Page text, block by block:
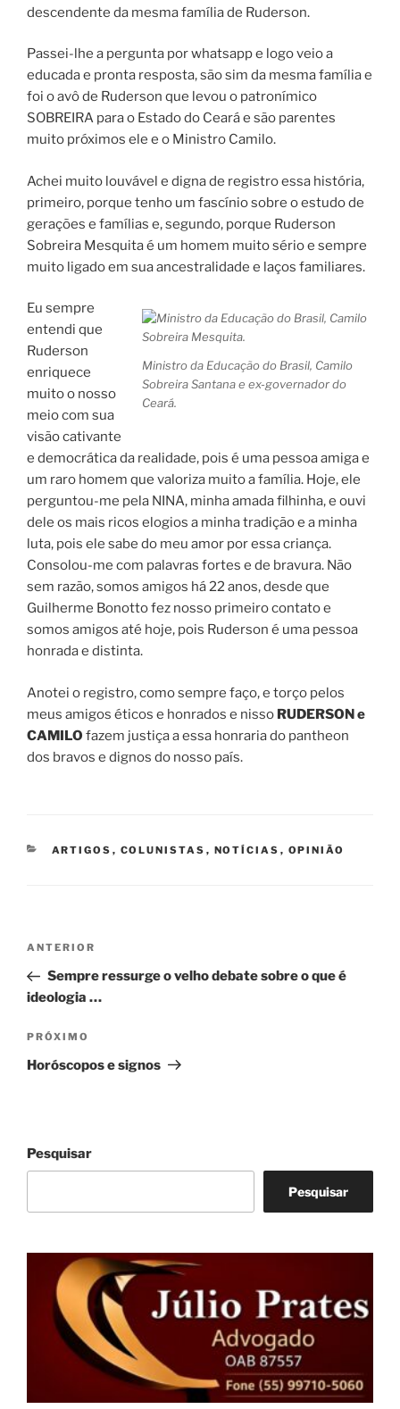
descendente da mesma família de Ruderson.
Passei-lhe a pergunta por whatsapp e logo veio a
educada e pronta resposta, são sim da mesma família e
foi o avô de Ruderson que levou o patronímico
SOBREIRA para o Estado do Ceará e são parentes
muito próximos ele e o Ministro Camilo.
Achei muito louvável e digna de registro essa história,
primeiro, porque tenho um fascínio sobre o estudo de
gerações e famílias e, segundo, porque Ruderson
Sobreira Mesquita é um homem muito sério e sempre
muito ligado em sua ancestralidade e laços familiares.
Ministro da Educação do Brasil, Camilo
Sobreira Santana e ex-governador do
Ceará.
Eu sempre
entendi que
Ruderson
enriquece
muito o nosso
meio com sua
visão cativante
e democrática da realidade, pois é uma pessoa amiga e
um raro homem que valoriza muito a família. Hoje, ele
perguntou-me pela NINA, minha amada filhinha, e ouvi
dele os mais ricos elogios a minha tradição e a minha
luta, pois ele sabe do meu amor por essa criança.
Consolou-me com palavras fortes e de bravura. Não
sem razão, somos amigos há 22 anos, desde que
Guilherme Bonotto fez nosso primeiro contato e
somos amigos até hoje, pois Ruderson é uma pessoa
honrada e distinta.
Anotei o registro, como sempre faço, e torço pelos
meus amigos éticos e honrados e nisso RUDERSON e
CAMILO fazem justiça a essa honraria do pantheon
dos bravos e dignos do nosso país.
CATEGORIAS
ARTIGOS , COLUNISTAS , NOTÍCIAS , OPINIÃO
Navegação
Post
Post
anterior
ANTERIOR
Sempre ressurge o velho debate sobre o que é
ideologia …
Próximo
post
PRÓXIMO
Horóscopos e signos
Pesquisar
Pesquisar